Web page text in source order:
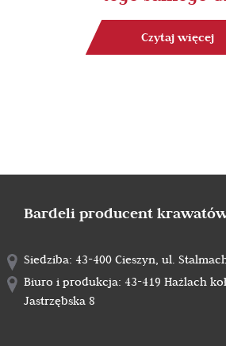
Czytaj więcej
Bardeli producent
Siedziba: 43-400 Cieszyn, ul.
Biuro i produkcja: 43-419 Hażlach
Jastrzębska 8